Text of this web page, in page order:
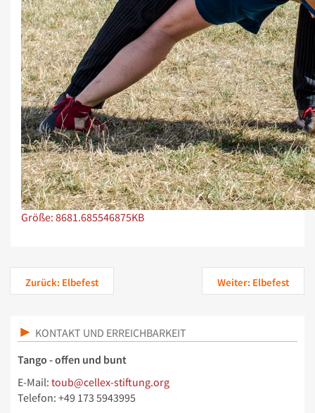
Zeige Bild in voller Größe…
Größe: 8681.685546875KB
Zurück: Elbefest Weiter: Elbefest
KONTAKT UND ERREICHBARKEIT
Tango - offen und bunt
E-Mail: toub@cellex-stiftung.org
Telefon: +49 173 5943995